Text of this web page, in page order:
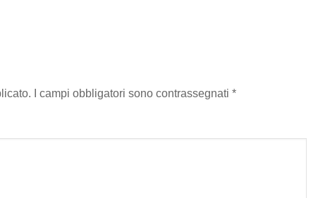
I campi obbligatori sono contrassegnati *